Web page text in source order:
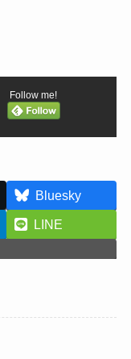
Follow me!
Bluesky
LINE